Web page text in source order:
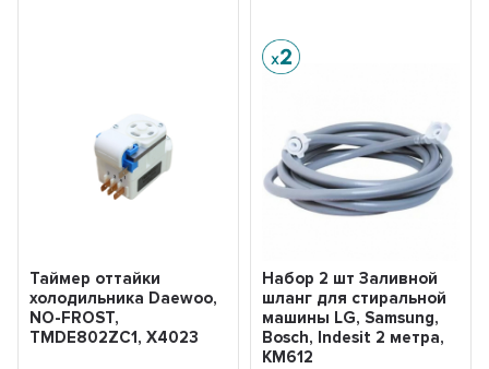
Таймер оттайки
холодильника Daewoo,
NO-FROST,
TMDE802ZC1, X4023
Набор 2 шт Заливной
шланг для стиральной
машины LG, Samsung,
Bosch, Indesit 2 метра,
KM612